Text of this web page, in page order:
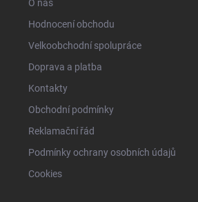
O nás
Hodnocení obchodu
Velkoobchodní spolupráce
Doprava a platba
Kontakty
Obchodní podmínky
Reklamační řád
Podmínky ochrany osobních údajů
Cookies